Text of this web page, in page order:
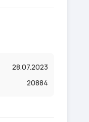
28.07.2023
20884